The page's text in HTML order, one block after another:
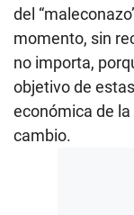
del
momento, sin
no importa,
objetivo de
económica de
cambio.